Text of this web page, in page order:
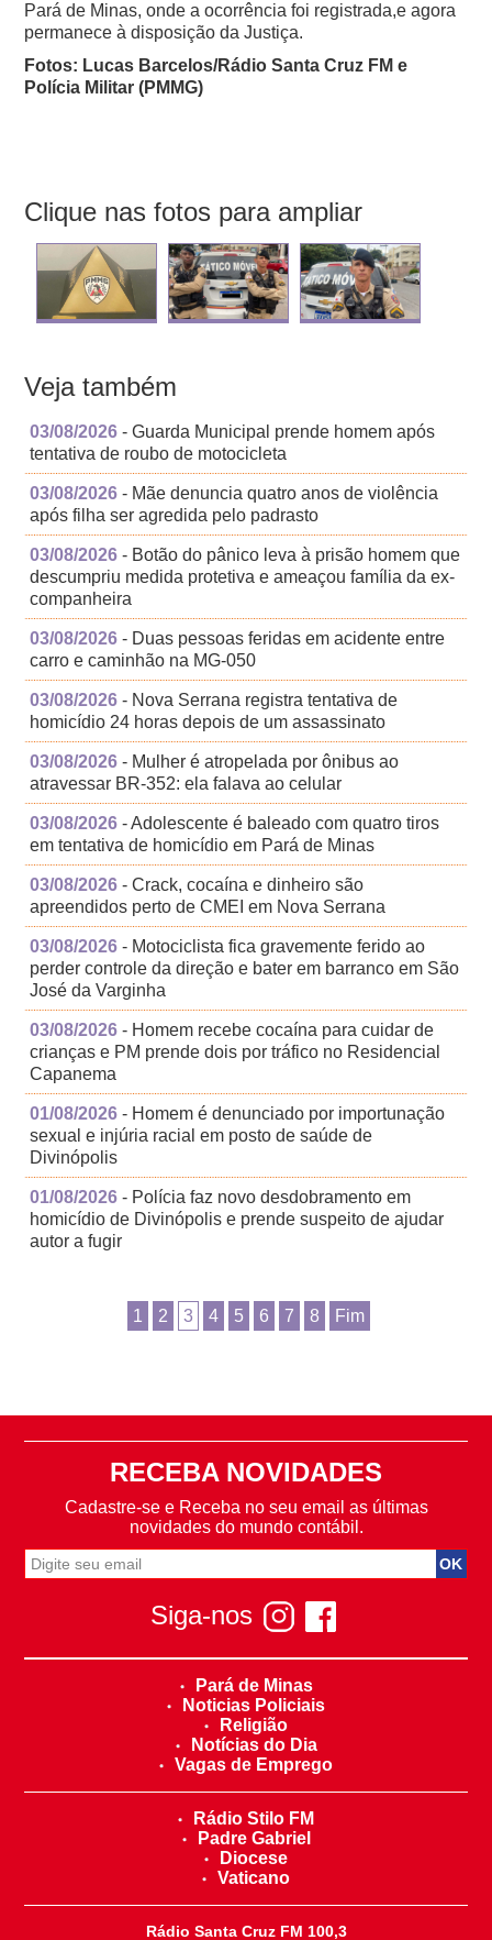
Pará de Minas, onde a ocorrência foi registrada,e agora
permanece à disposição da Justiça.
Fotos: Lucas Barcelos/Rádio Santa Cruz FM e
Polícia Militar (PMMG)
Clique nas fotos para ampliar
Veja também
03/08/2026 - Guarda Municipal prende homem após
tentativa de roubo de motocicleta
03/08/2026 - Mãe denuncia quatro anos de violência
após filha ser agredida pelo padrasto
03/08/2026 - Botão do pânico leva à prisão homem que
descumpriu medida protetiva e ameaçou família da ex-
companheira
03/08/2026 - Duas pessoas feridas em acidente entre
carro e caminhão na MG-050
03/08/2026 - Nova Serrana registra tentativa de
homicídio 24 horas depois de um assassinato
03/08/2026 - Mulher é atropelada por ônibus ao
atravessar BR-352: ela falava ao celular
03/08/2026 - Adolescente é baleado com quatro tiros
em tentativa de homicídio em Pará de Minas
03/08/2026 - Crack, cocaína e dinheiro são
apreendidos perto de CMEI em Nova Serrana
03/08/2026 - Motociclista fica gravemente ferido ao
perder controle da direção e bater em barranco em São
José da Varginha
03/08/2026 - Homem recebe cocaína para cuidar de
crianças e PM prende dois por tráfico no Residencial
Capanema
01/08/2026 - Homem é denunciado por importunação
sexual e injúria racial em posto de saúde de
Divinópolis
01/08/2026 - Polícia faz novo desdobramento em
homicídio de Divinópolis e prende suspeito de ajudar
autor a fugir
1 2 3 4 5 6 7 8 Fim
RECEBA NOVIDADES
Cadastre-se e Receba no seu email as últimas
novidades do mundo contábil.
Siga-nos
Pará de Minas
Noticias Policiais
Religião
Notícias do Dia
Vagas de Emprego
Rádio Stilo FM
Padre Gabriel
Diocese
Vaticano
Rádio Santa Cruz FM 100,3